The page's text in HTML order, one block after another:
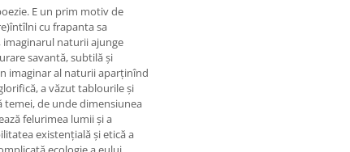
E un prim motiv de
cu frapanta sa
naturii ajunge
savantă, subtilă și
imaginar al naturii aparținînd
a văzut tablourile și
temei, de unde dimensiunea
felurimea lumii și a
existențială și etică a